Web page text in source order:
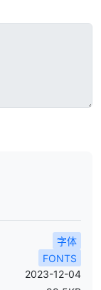
字体
FONTS
2023-12-04